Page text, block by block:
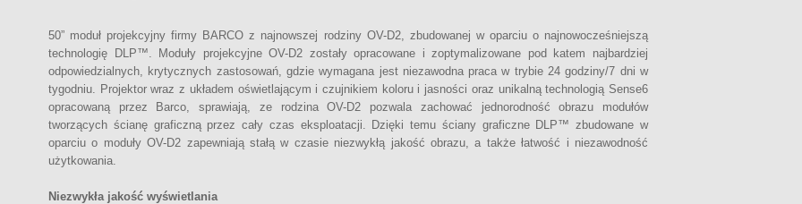
50” moduł projekcyjny firmy BARCO z najnowszej rodziny OV-D2, zbudowanej w oparciu o najnowocześniejszą
technologię DLP™. Moduły projekcyjne OV-D2 zostały opracowane i zoptymalizowane pod katem najbardziej
odpowiedzialnych, krytycznych zastosowań, gdzie wymagana jest niezawodna praca w trybie 24 godziny/7 dni w
tygodniu. Projektor wraz z układem oświetlającym i czujnikiem koloru i jasności oraz unikalną technologią Sense6
opracowaną przez Barco, sprawiają, ze rodzina OV-D2 pozwala zachować jednorodność obrazu modułów
tworzących ścianę graficzną przez cały czas eksploatacji. Dzięki temu ściany graficzne DLP™ zbudowane w
oparciu o moduły OV-D2 zapewniają stałą w czasie niezwykłą jakość obrazu, a także łatwość i niezawodność
użytkowania.
Niezwykła jakość wyświetlania